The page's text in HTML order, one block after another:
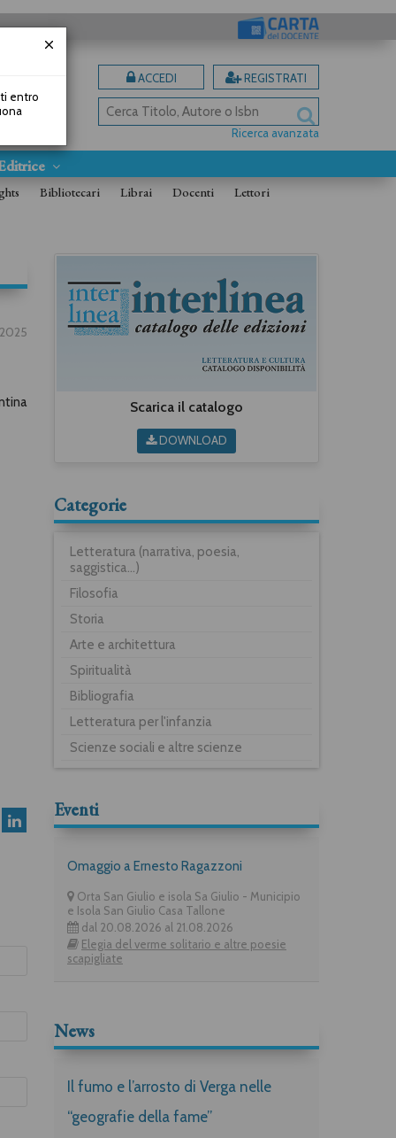
ACCEDI REGISTRATI
Ricerca avanzata
Bibliotecari Librai Docenti Lettori
Scarica il catalogo
DOWNLOAD
Categorie
Letteratura (narrativa, poesia,
saggistica...)
Filosofia
Storia
Arte e architettura
Spiritualità
Bibliografia
Letteratura per l'infanzia
Scienze sociali e altre scienze
Eventi
Omaggio a Ernesto Ragazzoni
Orta San Giulio e isola Sa Giulio - Municipio
e Isola San Giulio Casa Tallone
dal 20.08.2026 al 21.08.2026
Elegia del verme solitario e altre poesie
scapigliate
News
Il fumo e l’arrosto di Verga nelle
“geografie della fame”
entro